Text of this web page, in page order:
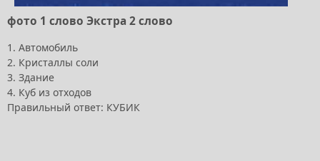
фото 1 слово Экстра 2 слово
1. Автомобиль
2. Кристаллы соли
3. Здание
4. Куб из отходов
Правильный ответ: КУБИК